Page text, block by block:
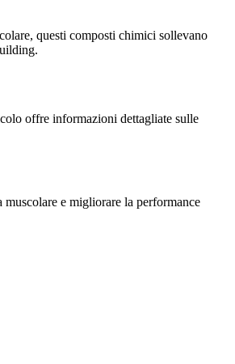
questi composti chimici sollevano
offre informazioni dettagliate sulle
e migliorare la performance